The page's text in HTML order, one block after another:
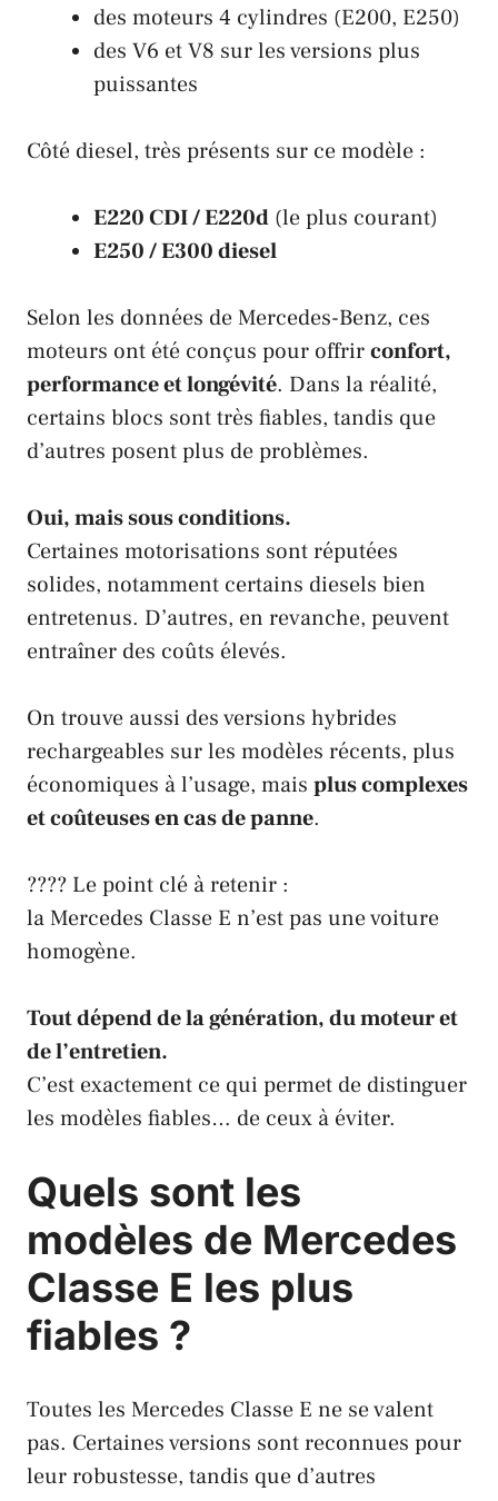
des moteurs 4 cylindres (E200, E250)
des V6 et V8 sur les versions plus
puissantes
Côté diesel, très présents sur ce modèle :
E220 CDI / E220d (le plus courant)
E250 / E300 diesel
Selon les données de Mercedes-Benz, ces
moteurs ont été conçus pour offrirconfort,
performance et longévité. Dans la réalité,
certains blocs sont très fiables, tandis que
d’autres posent plus de problèmes.
Oui, mais sous conditions.
Certaines motorisations sont réputées
solides, notamment certains diesels bien
entretenus. D’autres, en revanche, peuvent
entraîner des coûts élevés.
On trouve aussi des versions hybrides
rechargeables sur les modèles récents, plus
économiques à l’usage, mais plus complexes
et coûteuses en cas de panne.
???? Le point clé à retenir :
la Mercedes Classe E n’est pas une voiture
homogène.
Tout dépend de la génération, du moteur et
de l’entretien.
C’est exactement ce qui permet de distinguer
les modèles fiables… de ceux à éviter.
Quels sont les
modèles de Mercedes
Classe E les plus
fiables ?
Toutes les Mercedes Classe E ne se valent
pas. Certaines versions sont reconnues pour
leur robustesse, tandis que d’autres